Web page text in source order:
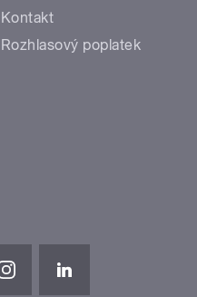
Kontakt
Rozhlasový poplatek